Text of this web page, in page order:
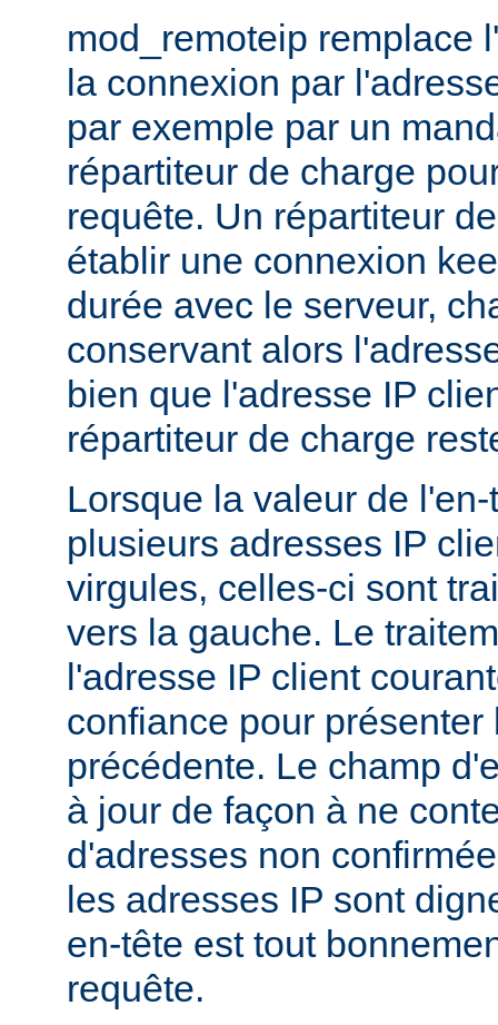
mod_remoteip remplace
la connexion par
par exemple par un
répartiteur de charge
requête. Un répartiteur
établir une connexion
durée avec le serveur,
conservant alors
bien que l'adresse IP
répartiteur de charge
Lorsque la valeur de
plusieurs adresses IP
virgules, celles-ci sont
vers la gauche. Le
l'adresse IP client
confiance pour présenter
précédente. Le champ
à jour de façon à ne
d'adresses non
les adresses IP sont
en-tête est tout
requête.